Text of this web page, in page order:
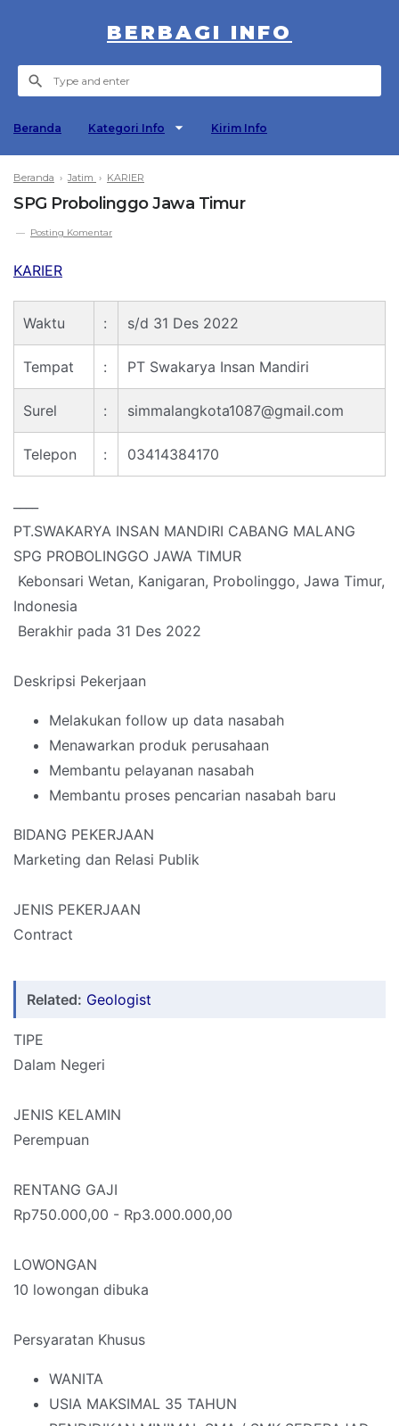
BERBAGI INFO
Beranda Kategori Info Kirim Info
Beranda ›Jatim › KARIER
SPG Probolinggo Jawa Timur
Posting Komentar
KARIER
Waktu : s/d 31 Des 2022
Tempat : PT Swakarya Insan Mandiri
Surel : simmalangkota1087@gmail.com
Telepon : 03414384170
PT.SWAKARYA INSAN MANDIRI CABANG MALANG
SPG PROBOLINGGO JAWA TIMUR
Kebonsari Wetan, Kanigaran, Probolinggo, Jawa Timur,
Indonesia
Berakhir pada 31 Des 2022
Deskripsi Pekerjaan
Melakukan follow up data nasabah
Menawarkan produk perusahaan
Membantu pelayanan nasabah
Membantu proses pencarian nasabah baru
BIDANG PEKERJAAN
Marketing dan Relasi Publik
JENIS PEKERJAAN
Contract
Related: Geologist
TIPE
Dalam Negeri
JENIS KELAMIN
Perempuan
RENTANG GAJI
Rp750.000,00 - Rp3.000.000,00
LOWONGAN
10 lowongan dibuka
Persyaratan Khusus
WANITA
USIA MAKSIMAL 35 TAHUN